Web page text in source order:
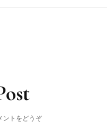
ントをどうぞ(Vimeo